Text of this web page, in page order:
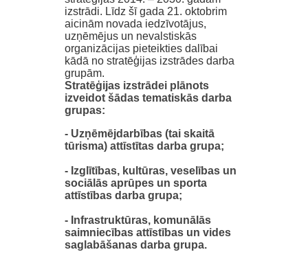
izstrādi. Līdz šī gada 21. oktobrim
aicinām novada iedzīvotājus,
uzņēmējus un nevalstiskās
organizācijas pieteikties dalībai
kādā no stratēģijas izstrādes darba
grupām.
Stratēģijas izstrādei plānots
izveidot šādas tematiskās darba
grupas:
- Uzņēmējdarbības (tai skaitā
tūrisma) attīstītas darba grupa;
- Izglītības, kultūras, veselības un
sociālās aprūpes un sporta
attīstības darba grupa;
- Infrastruktūras, komunālās
saimniecības attīstības un vides
saglabāšanas darba grupa.